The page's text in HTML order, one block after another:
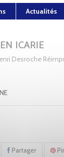
Actualités
ICARIE
Desroche
Partager